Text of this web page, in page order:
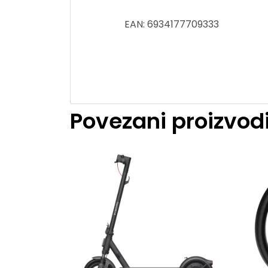
EAN: 6934177709333
Povezani